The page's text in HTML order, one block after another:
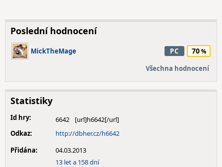
Poslední hodnocení
MickTheMage PC 70
Všechna hodnocení
Statistiky
Id hry:
6642
Odkaz:
http://dbher.cz/h6642
Přidána:
04.03.2013
13 let a 158 dní